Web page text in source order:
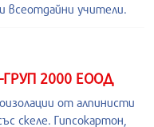
всеотдайни учители.
2000 ЕООД
от алпинисти
скеле. Гипсокартон,